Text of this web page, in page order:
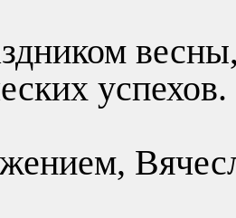
успехов.